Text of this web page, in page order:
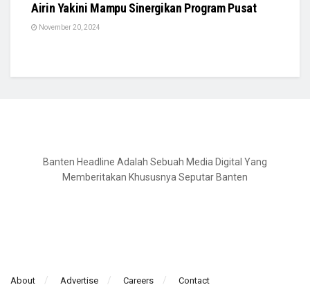
Airin Yakini Mampu Sinergikan Program Pusat
November 20, 2024
Banten Headline Adalah Sebuah Media Digital Yang
Memberitakan Khususnya Seputar Banten
About Advertise Careers Contact